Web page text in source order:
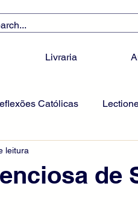
Livraria
Católicas
de
leitura